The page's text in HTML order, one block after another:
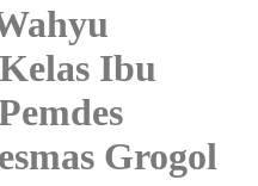
Ibu
Grogol